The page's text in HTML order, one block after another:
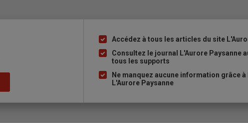
Liste
à
puce
Accédez à tous les articles du site
Consultez le journal L'Aurore Paysanne
tous les supports
Ne manquez aucune information grâce
L'Aurore Paysanne